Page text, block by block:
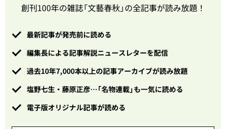
創刊100年の雑誌「文藝春秋」の全記事が読み放題！
最新記事が発売前に読める
編集長による記事解説ニュースレターを配信
過去10年7,000本以上の記事アーカイブが読み放題
塩野七生・藤原正彦…「名物連載」も一気に読める
電子版オリジナル記事が読める